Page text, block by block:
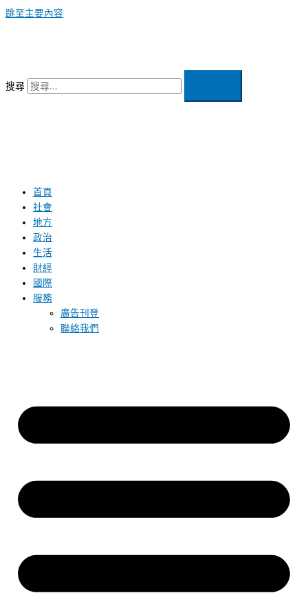
跳至主要內容
搜尋
首頁
社會
地方
政治
生活
財經
國際
服務
廣告刊登
聯絡我們